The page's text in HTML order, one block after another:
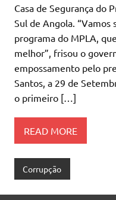
Casa de Segurança do
Sul de Angola. “Vamos
programa do MPLA,
melhor”, frisou o
empossamento pelo
Santos, a 29 de
o primeiro […]
READ MORE
Corrupção